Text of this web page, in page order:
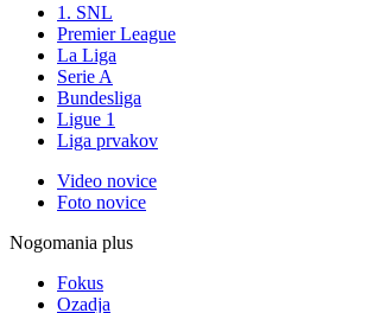
1. SNL
Premier League
La Liga
Serie A
Bundesliga
Ligue 1
Liga prvakov
Video novice
Foto novice
Nogomania plus
Fokus
Ozadja